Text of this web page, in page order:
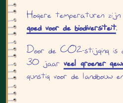
Hogere temperaturen zijn
goed voor de biodiversiteit.
Door de CO2-stijging is
30 jaar veel groener
gunstig voor de landbouw